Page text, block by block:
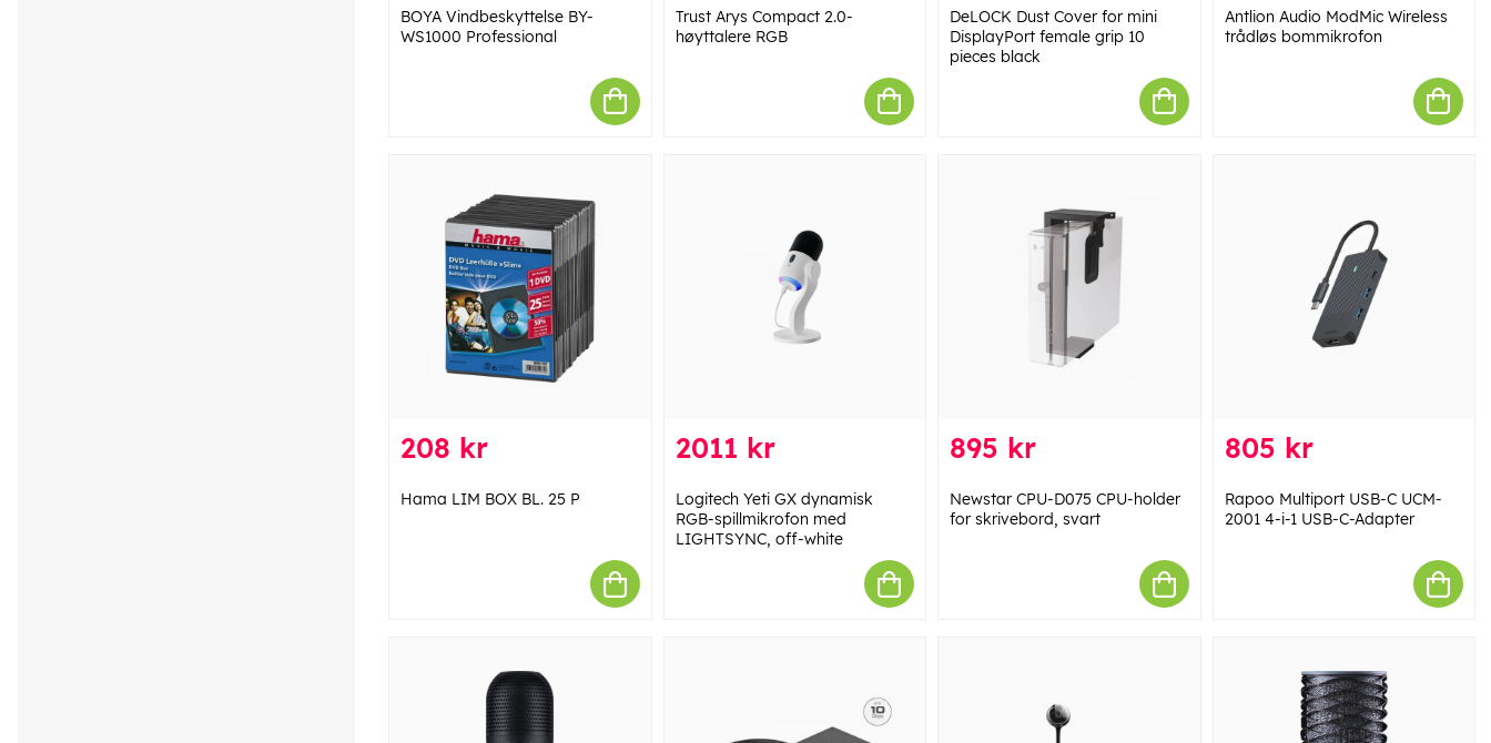
BOYA Vindbeskyttelse BY-
WS1000 Professional
Trust Arys Compact 2.0-
høyttalere RGB
DeLOCK Dust Cover for mini
DisplayPort female grip 10
pieces black
Antlion Audio ModMic Wireless
trådløs bommikrofon
208 kr
Hama LIM BOX BL. 25 P
2011 kr
Logitech Yeti GX dynamisk
RGB-spillmikrofon med
LIGHTSYNC, off-white
895 kr
Newstar CPU-D075 CPU-holder
for skrivebord, svart
805 kr
Rapoo Multiport USB-C UCM-
2001 4-i-1 USB-C-Adapter